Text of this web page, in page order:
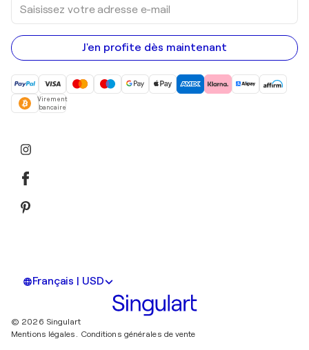
votre
adresse
e-
mail
J'en profite dès maintenant
Virement
bancaire
Français | USD
© 2026 Singulart
Mentions légales. Conditions générales de vente